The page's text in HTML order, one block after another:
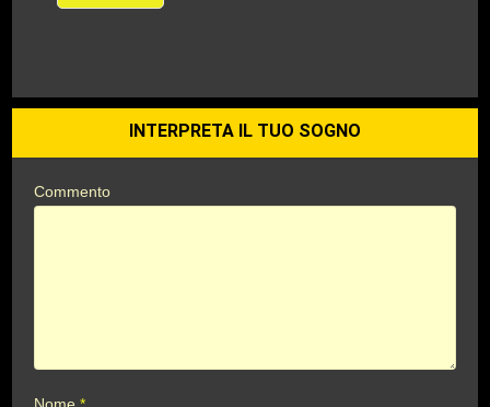
INTERPRETA IL TUO SOGNO
Commento